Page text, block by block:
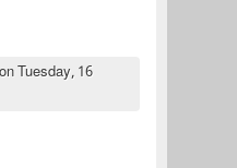
Tuesday, 16